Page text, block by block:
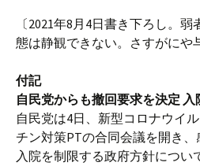
〔2021年8月4日書き下ろし。
態は静観できない。さすがにや
付記
自民党からも撤回要求を決定
自民党は4日、新型コロナウイ
チン対策PTの合同会議を開き
入院を制限する政府方針につい